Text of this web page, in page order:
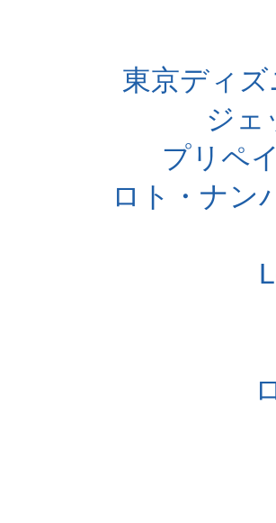
東京ディ
ジェ
プリペ
ロト・ナン